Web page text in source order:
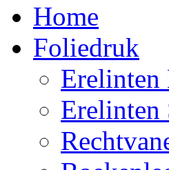
Home
Foliedruk
Erelinten
Erelinten